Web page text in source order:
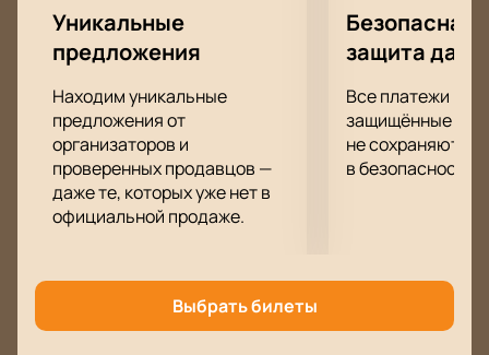
вы сможете блеснуть в хорошей компании!
Уникальные
предложения
Находим уникальные
предложения от
организаторов и
проверенных продавцов —
даже те, которых уже нет в
официальной продаже.
Безопасная
защита
Все платежи
защищённые
не сохраняются
в безопасности.
Выбрать билеты